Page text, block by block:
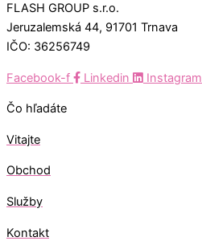
FLASH GROUP s.r.o.
Jeruzalemská 44, 91701 Trnava
IČO: 36256749
Facebook-f Linkedin Instagram
Čo hľadáte
Vitajte
Obchod
Služby
Kontakt